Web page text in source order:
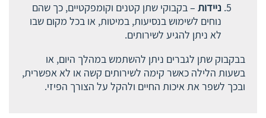
ניידות – בקבוקי שתן קטנים וקומפקטיים, כך שהם
נוחים לשימוש בנסיעות, במיטות, או בכל מקום שבו
לא ניתן להגיע לשירותים.
בבקבוק שתן לגברים ניתן להשתמש במהלך היום, או
בשעות הלילה כאשר קימה לשירותים קשה או לא אפשרית,
ובכך לשפר את איכות החיים ולהקל על הצורך הפיזי.